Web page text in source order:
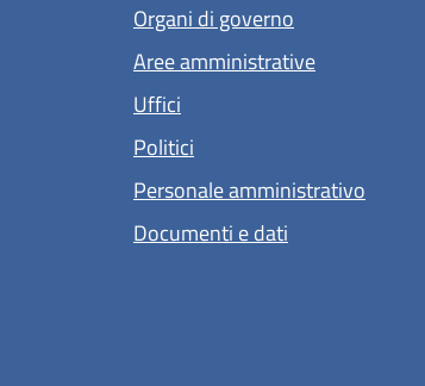
Organi di governo
Aree amministrative
Uffici
Politici
Personale amministrativo
Documenti e dati